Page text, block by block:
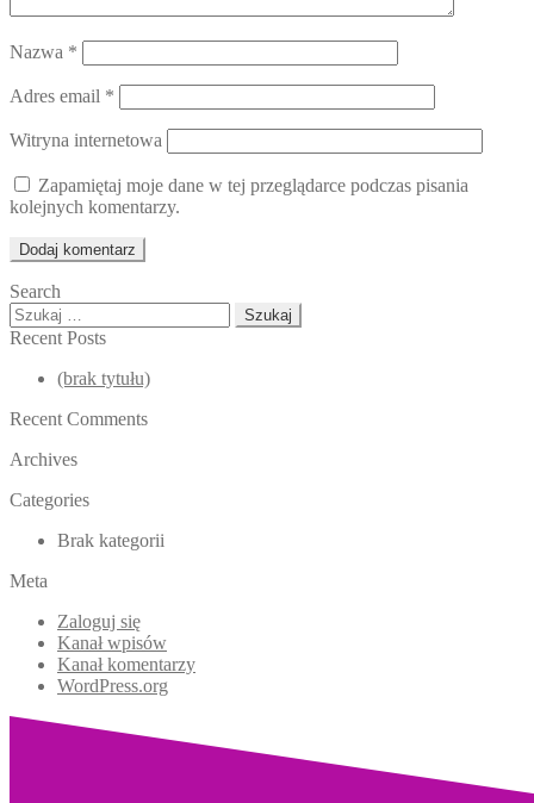
Nazwa *
Adres email *
Witryna internetowa
Zapamiętaj moje dane w tej przeglądarce podczas pisania
kolejnych komentarzy.
Search
Szukaj:
Recent Posts
(brak tytułu)
Recent Comments
Archives
Categories
Brak kategorii
Meta
Zaloguj się
Kanał wpisów
Kanał komentarzy
WordPress.org